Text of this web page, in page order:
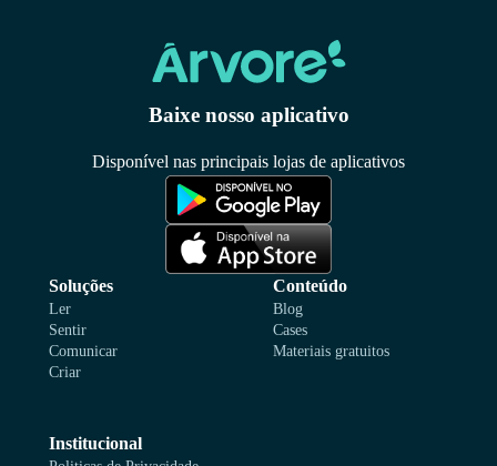
Baixe nosso aplicativo
Disponível nas principais lojas de aplicativos
Soluções
Ler
Sentir
Comunicar
Criar
Conteúdo
Blog
Cases
Materiais gratuitos
Institucional